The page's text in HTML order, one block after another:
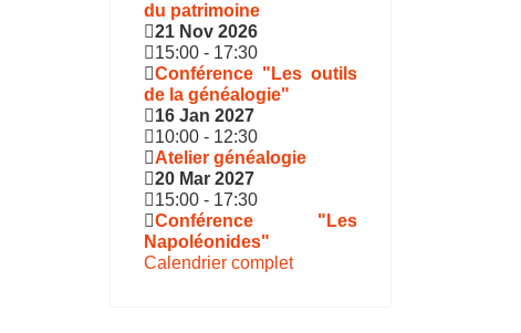
du patrimoine
21 Nov 2026
15:00 - 17:30
Conférence "Les outils
de la généalogie"
16 Jan 2027
10:00 - 12:30
Atelier généalogie
20 Mar 2027
15:00 - 17:30
Conférence "Les
Napoléonides"
Calendrier complet